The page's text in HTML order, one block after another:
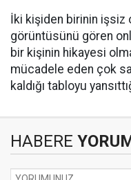
İki kişiden birinin işsiz
görüntüsünü gören
bir kişinin hikayesi
mücadele eden çok
kaldığı tabloyu
HABERE